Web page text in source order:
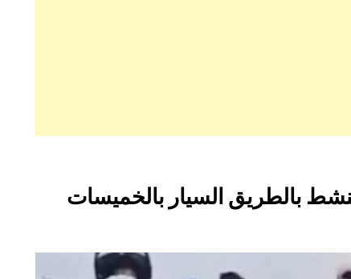
بالطريق السيار بالخميسات